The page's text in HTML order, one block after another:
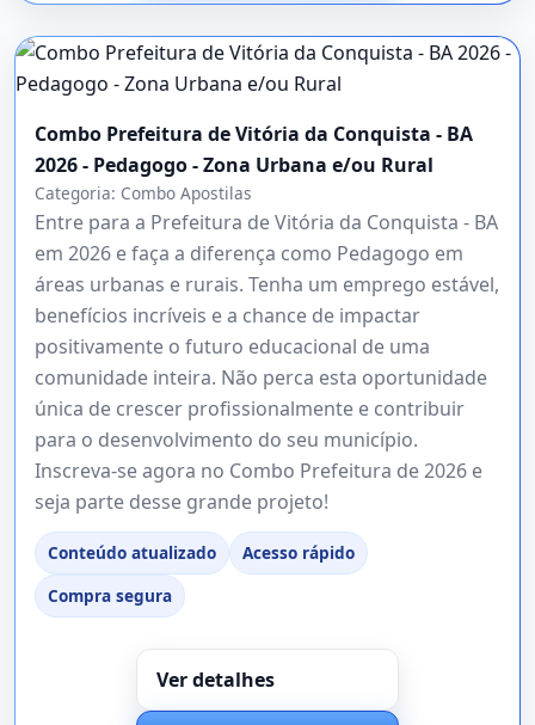
Combo Prefeitura de Vitória da Conquista - BA
2026 - Pedagogo - Zona Urbana e/ou Rural
Categoria: Combo Apostilas
Entre para a Prefeitura de Vitória da Conquista - BA
em 2026 e faça a diferença como Pedagogo em
áreas urbanas e rurais. Tenha um emprego estável,
benefícios incríveis e a chance de impactar
positivamente o futuro educacional de uma
comunidade inteira. Não perca esta oportunidade
única de crescer profissionalmente e contribuir
para o desenvolvimento do seu município.
Inscreva-se agora no Combo Prefeitura de 2026 e
seja parte desse grande projeto!
Conteúdo atualizado
Acesso rápido
Compra segura
Ver detalhes